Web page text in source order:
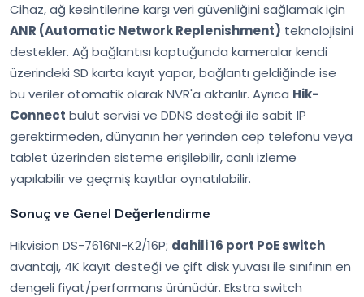
Cihaz, ağ kesintilerine karşı veri güvenliğini sağlamak için
ANR (Automatic Network Replenishment) teknolojisini
destekler. Ağ bağlantısı koptuğunda kameralar kendi
üzerindeki SD karta kayıt yapar, bağlantı geldiğinde ise
bu veriler otomatik olarak NVR'a aktarılır. Ayrıca Hik-
Connect bulut servisi ve DDNS desteği ile sabit IP
gerektirmeden, dünyanın her yerinden cep telefonu veya
tablet üzerinden sisteme erişilebilir, canlı izleme
yapılabilir ve geçmiş kayıtlar oynatılabilir.
Sonuç ve Genel Değerlendirme
Hikvision DS-7616NI-K2/16P; dahili 16 port PoE switch
avantajı, 4K kayıt desteği ve çift disk yuvası ile sınıfının en
dengeli fiyat/performans ürünüdür. Ekstra switch